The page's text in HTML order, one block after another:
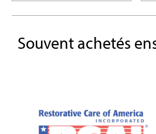
Souvent achetés